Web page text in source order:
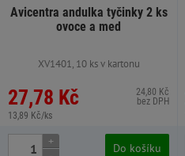
Avicentra andulka tyčinky 2 ks
ovoce a med
XV1401, 10 ks v kartonu
27,78 Kč
13,89 Kč/ks
24,80 Kč
bez DPH
+
Do košíku